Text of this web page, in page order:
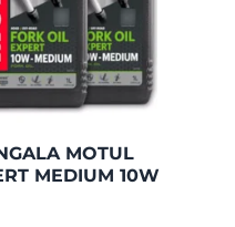
MOTUL
MEDIUM 10W